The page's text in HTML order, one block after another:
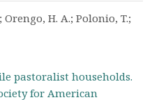
H. A.; Polonio, T.;
pastoralist households.
for American